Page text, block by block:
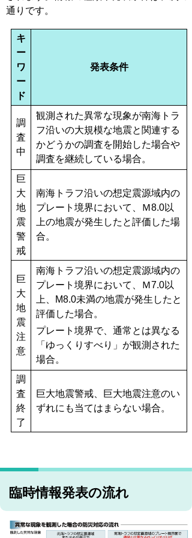
通りです。
キ
ー
ワ
ー
ド
発表条件
調
査
中
観測された異常な現象が南海トラ
フ沿いの大規模な地震と関連する
かどうかの調査を開始した場合や
調査を継続している場合。
巨
大
地
震
警
戒
南海トラフ沿いの想定震源域内の
プレート境界において、Ｍ8.0以
上の地震が発生したと評価した場
合。
巨
大
地
震
注
意
南海トラフ沿いの想定震源域内の
プレート境界において、Ｍ7.0以
上、M8.0未満の地震が発生したと
評価した場合。
プレート境界で、通常とは異なる
「ゆっくりすべり」が観測された
場合。
調
査
終
了
巨大地震警戒、巨大地震注意のい
ずれにも当てはまらない場合。
臨時情報発表の流れ